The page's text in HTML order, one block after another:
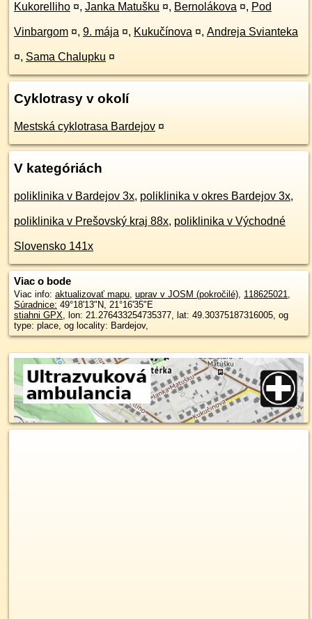
Kukorelliho ¤, Janka Matušku ¤, Bernolákova ¤, Pod
Vinbargom ¤, 9. mája ¤, Kukučínova ¤, Andreja Svianteka
¤, Sama Chalupku ¤
Cyklotrasy v okolí
Mestská cyklotrasa Bardejov ¤
V kategóriách
poliklinika v Bardejov 3x, poliklinika v okres Bardejov 3x,
poliklinika v Prešovský kraj 88x, poliklinika v Východné
Slovensko 141x
Viac o bode
Viac info: aktualizovať mapu, uprav v JOSM (pokročilé), 118625021,
Súradnice: 49°18'13"N, 21°16'35"E
stiahni GPX, lon: 21.276433254735377, lat: 49.30375187316005, og
type: place, og locality: Bardejov,